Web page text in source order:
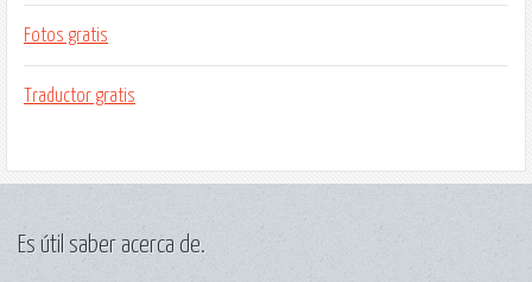
Fotos gratis
Traductor gratis
Es útil saber acerca de.